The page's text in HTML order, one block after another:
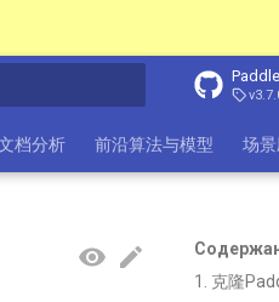
档分析 前沿算法与模型 场景
1. 克隆